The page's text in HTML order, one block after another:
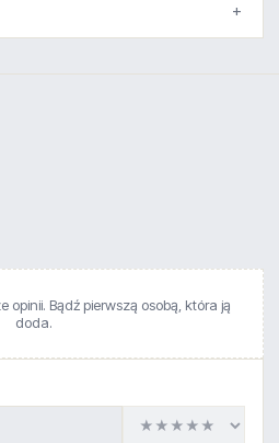
opinii. Bądź pierwszą osobą, która ją
doda.